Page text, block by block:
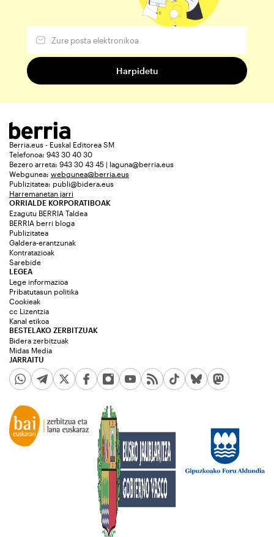
Berria.eus - Euskal Editorea SM
Telefonoa: 943 30 40 30
Bezero arreta: 943 30 43 45 | laguna@berria.eus
Webgunea: webgunea@berria.eus
Publizitatea: publi@bidera.eus
Harremanetan jarri
ORRIALDE KORPORATIBOAK
Ezagutu BERRIA Taldea
BERRIA berri bloga
Publizitatea
Galdera-erantzunak
Kontratazioak
Sarebide
JARRAITU
LEGEA
Lege informazioa
Pribatutasun politika
Cookieak
cc Lizentzia
Kanal etikoa
BESTELAKO ZERBITZUAK
Bidera zerbitzuak
Midas Media